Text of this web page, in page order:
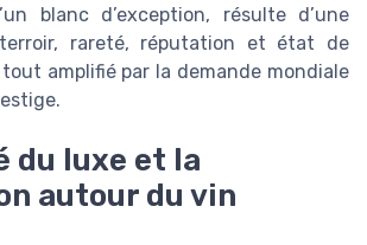
blanc d’exception, résulte d’une
rareté, réputation et état de
amplifié par la demande mondiale
du luxe et la
autour du vin